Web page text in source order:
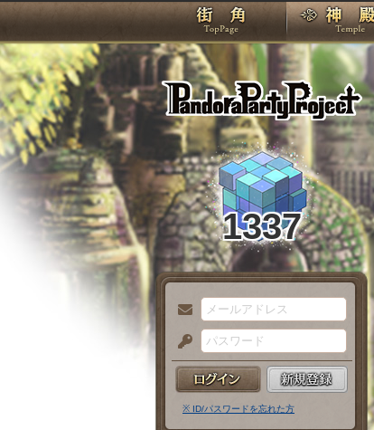
TOP
1337
メ
ー
ル
ア
パ
ス
※ ID/パスワードを忘れた方